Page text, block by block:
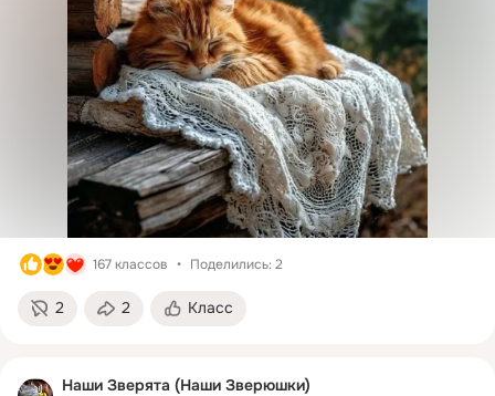
167 классов Поделились: 2
2 2 Класс
Наши Зверята (Наши Зверюшки)